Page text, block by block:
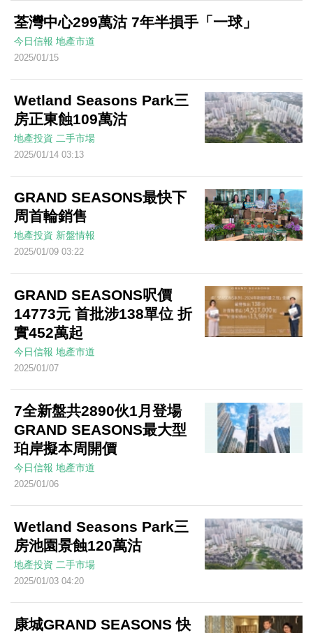
荃灣中心299萬沽 7年半損手「一球」
今日信報 地產市道
2025/01/15
Wetland Seasons Park三
房正東蝕109萬沽
地產投資 二手市場
2025/01/14 03:13
GRAND SEASONS最快下
周首輪銷售
地產投資 新盤情報
2025/01/09 03:22
GRAND SEASONS呎價
14773元 首批涉138單位 折
實452萬起
今日信報 地產市道
2025/01/07
7全新盤共2890伙1月登場
GRAND SEASONS最大型
珀岸擬本周開價
今日信報 地產市道
2025/01/06
Wetland Seasons Park三
房池園景蝕120萬沽
地產投資 二手市場
2025/01/03 04:20
康城GRAND SEASONS 快